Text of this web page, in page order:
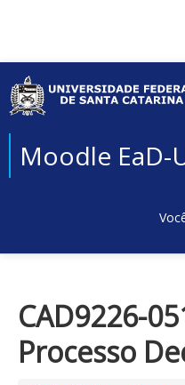
Moodle EaD-
CAD9226-
Processo